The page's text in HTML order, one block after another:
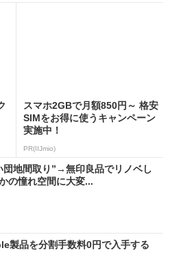
スマホ2GBで月額850円～ 格安
SIMをお得に使うキャンペーン
実施中！
PR(IIJmio)
団地間取り”→無印良品でリノベし
憧れ空間に大変...
製品を分割手数料0円で入手する